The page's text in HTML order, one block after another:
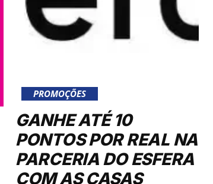
PROMOÇÕES
GANHE ATÉ 10
PONTOS POR REAL NA
PARCERIA DO ESFERA
COM AS CASAS